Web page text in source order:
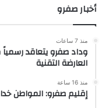
أخبار صفرو
منذ 7 ساعات
وداد صفرو يتعاقد رسمياً
العارضة التقنية
منذ 16 ساعة
إقليم صفرو: المواطن